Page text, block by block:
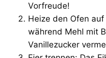
Vorfreude!
Heize den Ofen
während Mehl mit
Vanillezucker